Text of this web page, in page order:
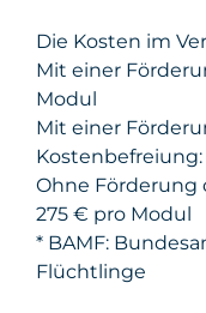
Die Kosten im
Mit einer
Modul
Mit einer
Ohne Förderung
275 € pro Modul
* BAMF:
Flüchtlinge